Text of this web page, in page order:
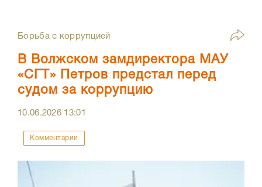
Борьба с коррупцией
В Волжском замдиректора МАУ
«СГТ» Петров предстал перед
судом за коррупцию
10.06.2026 13:01
Комментарии